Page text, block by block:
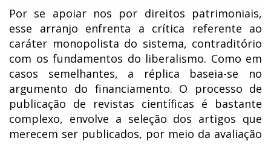
Por se apoiar nos por direitos patrimoniais,
esse arranjo enfrenta a crítica referente ao
caráter monopolista do sistema, contraditório
com os fundamentos do liberalismo. Como em
casos semelhantes, a réplica baseia-se no
argumento do financiamento. O processo de
publicação de revistas científicas é bastante
complexo, envolve a seleção dos artigos que
merecem ser publicados, por meio da avaliação